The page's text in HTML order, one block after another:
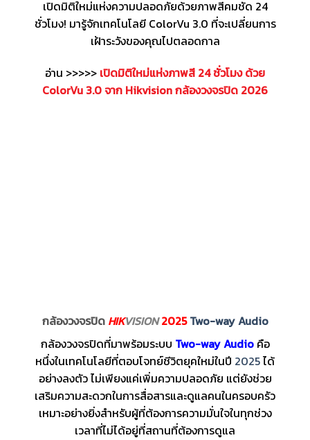
เปิดมิติใหม่แห่งความปลอดภัยด้วยภาพสีคมชัด 24
ชั่วโมง! มารู้จักเทคโนโลยี ColorVu 3.0 ที่จะเปลี่ยนการ
เฝ้าระวังของคุณไปตลอดกาล
อ่าน >>>>> เปิดมิติใหม่แห่งภาพสี 24 ชั่วโมง ด้วย
ColorVu 3.0 จาก Hikvision กล้องวงจรปิด 2026
กล้องวงจรปิด HIKVISION 2025 Two-way Audio
กล้องวงจรปิดที่มาพร้อมระบบ Two-way Audioคือ
หนึ่งในเทคโนโลยีที่ตอบโจทย์ชีวิตยุคใหม่ในปี 2025ได้
อย่างลงตัว ไม่เพียงแค่เพิ่มความปลอดภัย แต่ยังช่วย
เสริมความสะดวกในการสื่อสารและดูแลคนในครอบครัว
เหมาะอย่างยิ่งสำหรับผู้ที่ต้องการความมั่นใจในทุกช่วง
เวลาที่ไม่ได้อยู่ที่สถานที่ต้องการดูแล